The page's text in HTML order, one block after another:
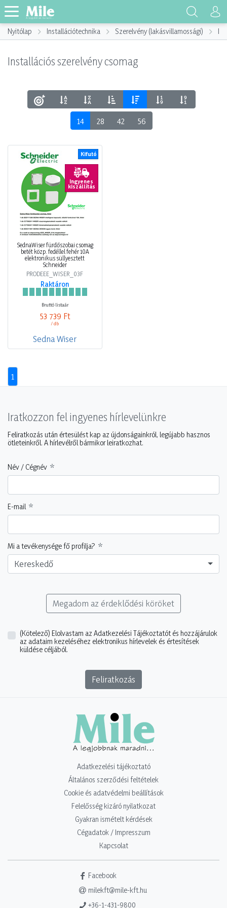
Nyitólap Installációtechnika Szerelvény (lakásvillamossági)
Installációs szerelvény csomag
14 28 42 56
Kifutó
Ingyenes
kiszállítás
SednaWiser fürdőszobai csomag
betét közp. fedéllel fehér 10A
elektronikus süllyesztett
Schneider
PRODEEE_WISER_03F
Raktáron
Bruttó listaár
53 739 Ft
/ db
Sedna Wiser
1
Iratkozzon fel ingyenes hírlevelünkre
Feliratkozás után értesülést kap az újdonságainkról, legújabb hasznos
ötleteinkről. A hírlevélről bármikor leiratkozhat.
Név / Cégnév
E-mail
Mi a tevékenysége fő profilja?
Kereskedő
Megadom az érdeklődési köröket
(Kötelező) Elolvastam az Adatkezelési Tájékoztatót és hozzájárulok
az adataim kezeléséhez elektronikus hírlevelek és értesítések
küldése céljából.
Feliratkozás
Adatkezelési tájékoztató
Általános szerződési feltételek
Cookie és adatvédelmi beállítások
Felelősség kizáró nyilatkozat
Gyakran ismételt kérdések
Cégadatok / Impresszum
Kapcsolat
Facebook
milekft@mile-kft.hu
+36-1-431-9800